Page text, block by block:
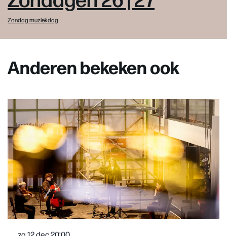
Zondag muziekdag
Anderen bekeken ook